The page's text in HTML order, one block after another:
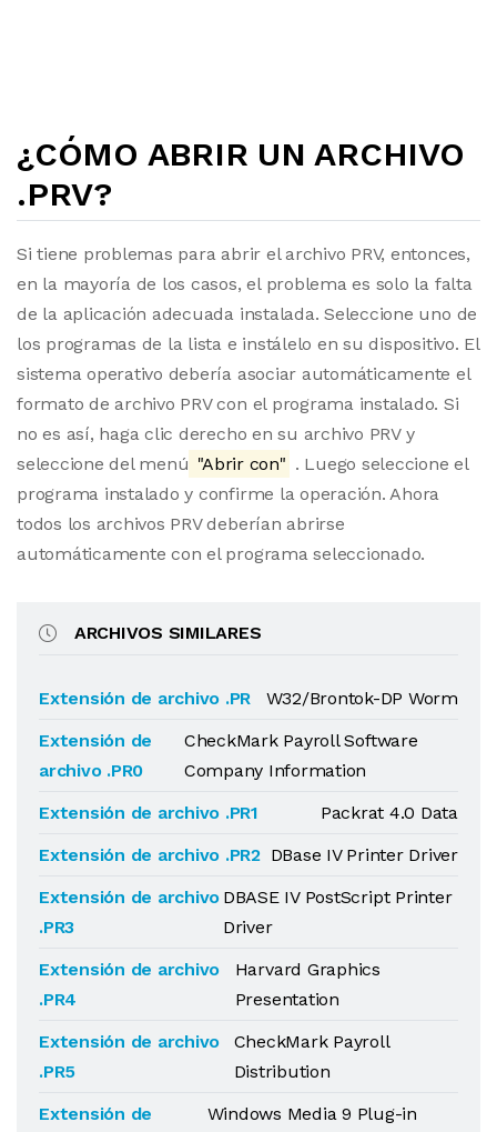
¿CÓMO ABRIR UN ARCHIVO
.PRV?
Si tiene problemas para abrir el archivo PRV, entonces,
en la mayoría de los casos, el problema es solo la falta
de la aplicación adecuada instalada. Seleccione uno de
los programas de la lista e instálelo en su dispositivo. El
sistema operativo debería asociar automáticamente el
formato de archivo PRV con el programa instalado. Si
no es así, haga clic derecho en su archivo PRV y
seleccione del menú "Abrir con" . Luego seleccione el
programa instalado y confirme la operación. Ahora
todos los archivos PRV deberían abrirse
automáticamente con el programa seleccionado.
ARCHIVOS SIMILARES
Extensión de archivo .PR
W32/Brontok-DP Worm
Extensión de
archivo .PR0
CheckMark Payroll Software
Company Information
Extensión de archivo .PR1
Packrat 4.0 Data
Extensión de archivo .PR2 DBase IV Printer Driver
Extensión de archivo
.PR3
DBASE IV PostScript Printer
Driver
Extensión de archivo
.PR4
Harvard Graphics
Presentation
Extensión de archivo
.PR5
CheckMark Payroll
Distribution
Extensión de
Windows Media 9 Plug-in